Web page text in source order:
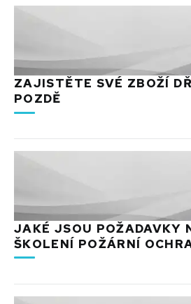
ZAJISTĚTE SVÉ ZBOŽÍ
POZDĚ
JAKÉ JSOU POŽADAVKY
ŠKOLENÍ POŽÁRNÍ